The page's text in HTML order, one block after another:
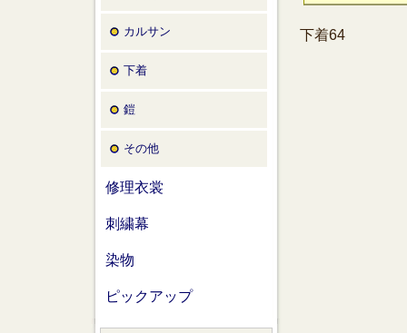
カルサン
下着
鎧
その他
修理衣裳
刺繍幕
染物
ピックアップ
下着64